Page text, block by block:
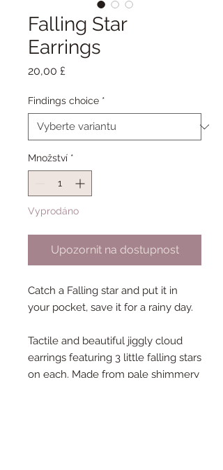
Falling Star
Earrings
20,00 £
Findings choice *
Množství *
Vyprodáno
Upozornit na dostupnost
Catch a Falling star and put it in
your pocket, save it for a rainy day.
Tactile and beautiful jiggly cloud
earrings featuring 3 little falling stars
on each. Made from pale shimmery